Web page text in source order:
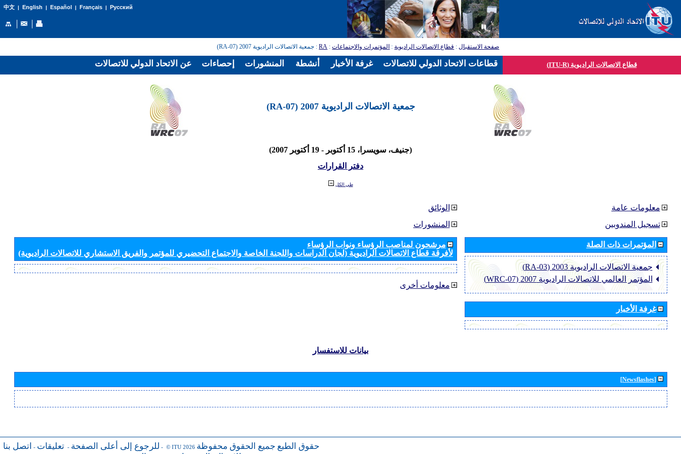
中文| English | Español | Français| Русский
صفحة الاستقبال: قطاع الاتصالات الراديوية: المؤتمرات والاجتماعات:
RA: جمعية الاتصالات الراديوية 2007 (RA-07)
قطاع الاتصالات الراديوية (ITU-R)
جمعية الاتصالات الراديوية 2007 (RA-07)
(جنيف، سويسرا، 15 أكتوبر - 19 أكتوبر 2007)
دفتر القرارات
طي الكل
الوثائق
المنشورات
مرشحون لمناصب الرؤساء ونواب الرؤساء
لأفرقة قطاع الاتصالات الراديوية (لجان الدراسات واللجنة الخاصة والاجتماع التحضيري للمؤتمر والفريق الاستشاري للاتصالات الراديوية)
معلومات أخرى
معلومات عامة
تسجيل المندوبين
المؤتمرات ذات الصلة
جمعية الاتصالات الراديوية 2003 (RA-03)
المؤتمر العالمي للاتصالات الراديوية 2007 (WRC-07)
غرفة الأخبار
بيانات للاستفسار
[Newsflashes]
للرجوع إلى أعلى الصفحة - تعليقات - اتصل بنا - © ITU 2026 حقوق الطبع جميع الحقوق محفوظة
عن الاتحاد الدولي للاتصالات إحصاءات المنشورات أنشطة غرفة الأخبار قطاعات الاتحاد الدولي للاتصالات